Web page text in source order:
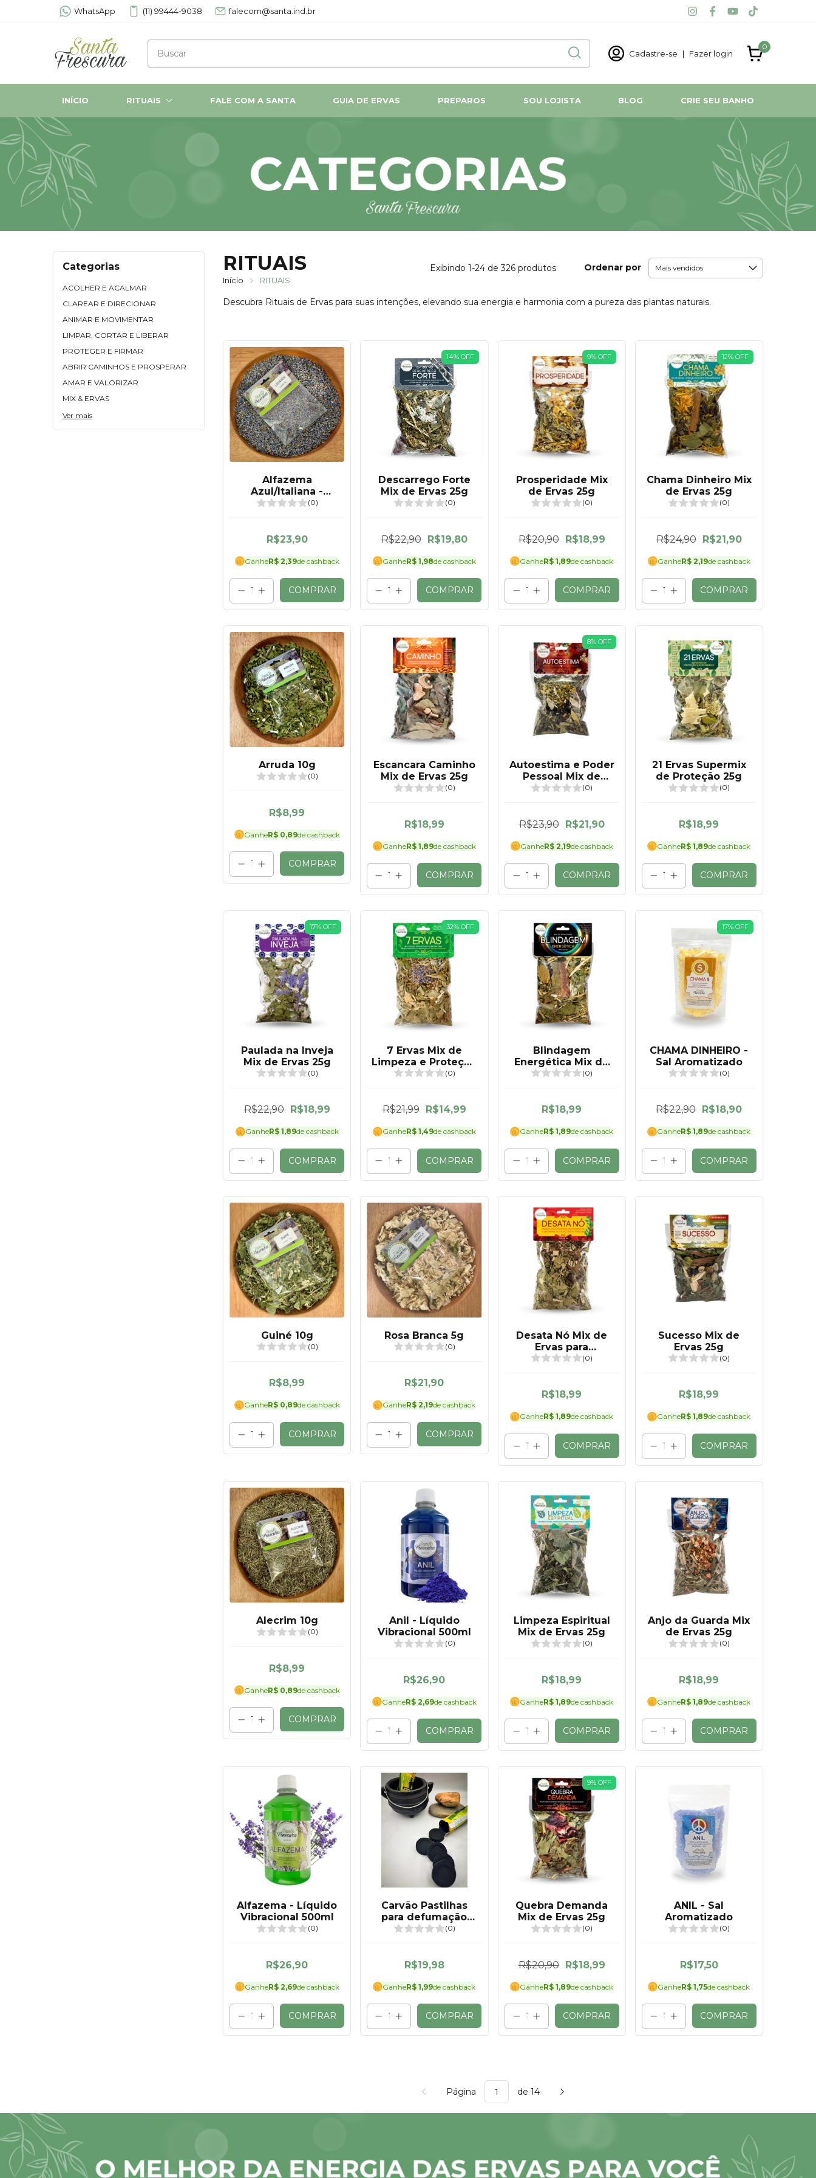
WhatsApp (11) 99444-9038 falecom@santa.ind.br
Cadastre-se | Fazer login
0
INÍCIO RITUAIS FALE COM A SANTA GUIA DE ERVAS PREPAROS SOU LOJISTA BLOG CRIE SEU BANHO
Categorias
ACOLHER E ACALMAR
CLAREAR E DIRECIONAR
ANIMAR E MOVIMENTAR
LIMPAR, CORTAR E LIBERAR
PROTEGER E FIRMAR
ABRIR CAMINHOS E PROSPERAR
AMAR E VALORIZAR
MIX & ERVAS
Ver mais
RITUAIS
Início RITUAIS
Exibindo 1-24 de 326 produtos Ordenar por
Descubra Rituais de Ervas para suas intenções, elevando sua energia e harmonia com a pureza das plantas naturais.
Alfazema
Azul/Italiana -
Lavanda super
(0)
R$23,90
GanheR$ 2,39de cashback
COMPRAR
14% OFF
Descarrego Forte
Mix de Ervas 25g
(0)
R$22,90 R$19,80
GanheR$ 1,98de cashback
COMPRAR
9% OFF
Prosperidade Mix
de Ervas 25g
(0)
R$20,90 R$18,99
GanheR$ 1,89de cashback
COMPRAR
12% OFF
Chama Dinheiro Mix
de Ervas 25g
(0)
R$24,90 R$21,90
GanheR$ 2,19de cashback
COMPRAR
Arruda 10g
(0)
R$8,99
GanheR$ 0,89de cashback
COMPRAR
Escancara Caminho
Mix de Ervas 25g
(0)
R$18,99
GanheR$ 1,89de cashback
COMPRAR
8% OFF
Autoestima e Poder
Pessoal Mix de
Ervas 25g(0)
R$23,90 R$21,90
GanheR$ 2,19de cashback
COMPRAR
21 Ervas Supermix
de Proteção 25g
(0)
R$18,99
GanheR$ 1,89de cashback
COMPRAR
17%OFF
Paulada na Inveja
Mix de Ervas 25g
(0)
R$22,90 R$18,99
GanheR$ 1,89de cashback
COMPRAR
32% OFF
7 Ervas Mix de
Limpeza e Proteção
Espiritual 25g
(0)
R$21,99 R$14,99
GanheR$ 1,49de cashback
COMPRAR
Blindagem
Energética Mix de
Ervas 25g(0)
R$18,99
GanheR$ 1,89de cashback
COMPRAR
17% OFF
CHAMA DINHEIRO -
Sal Aromatizado
(0)
R$22,90 R$18,90
GanheR$ 1,89de cashback
COMPRAR
Guiné 10g
(0)
R$8,99
GanheR$ 0,89de cashback
COMPRAR
Rosa Branca 5g
(0)
R$21,90
GanheR$ 2,19de cashback
COMPRAR
Desata Nó Mix de
Ervas para
Destravar situações
(0)
R$18,99
GanheR$ 1,89de cashback
COMPRAR
Sucesso Mix de
Ervas 25g
(0)
R$18,99
GanheR$ 1,89de cashback
COMPRAR
Alecrim 10g
(0)
R$8,99
GanheR$ 0,89de cashback
COMPRAR
Anil - Líquido
Vibracional 500ml
(0)
R$26,90
GanheR$ 2,69de cashback
COMPRAR
Limpeza Espiritual
Mix de Ervas 25g
(0)
R$18,99
GanheR$ 1,89de cashback
COMPRAR
Anjo da Guarda Mix
de Ervas 25g
(0)
R$18,99
GanheR$ 1,89de cashback
COMPRAR
Alfazema - Líquido
Vibracional 500ml
(0)
R$26,90
GanheR$ 2,69de cashback
COMPRAR
Carvão Pastilhas
para defumação
(disquinho)
(0)
R$19,98
GanheR$ 1,99de cashback
COMPRAR
9% OFF
Quebra Demanda
Mix de Ervas 25g
(0)
R$20,90 R$18,99
GanheR$ 1,89de cashback
COMPRAR
ANIL - Sal
Aromatizado
(0)
R$17,50
GanheR$ 1,75de cashback
COMPRAR
Página de 14